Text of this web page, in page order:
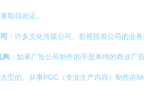
取得此证。
：许多文化传媒公司、影视投资公司的业
构 ：如果广告公司制作的不是单纯的商业
型的、从事PGC（专业生产内容）制作的